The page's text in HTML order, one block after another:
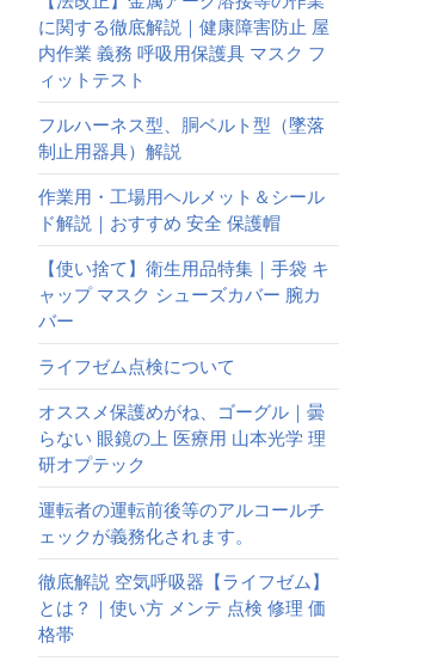
に関する徹底解説｜健康障害防止 屋
内作業 義務 呼吸用保護具 マスク フ
ィットテスト
フルハーネス型、胴ベルト型（墜落
制止用器具）解説
作業用・工場用ヘルメット＆シール
ド解説｜おすすめ 安全 保護帽
【使い捨て】衛生用品特集｜手袋 キ
ャップ マスク シューズカバー 腕カ
バー
ライフゼム点検について
オススメ保護めがね、ゴーグル｜曇
らない 眼鏡の上 医療用 山本光学 理
研オプテック
運転者の運転前後等のアルコールチ
ェックが義務化されます。
徹底解説 空気呼吸器【ライフゼム】
とは？｜使い方 メンテ 点検 修理 価
格帯